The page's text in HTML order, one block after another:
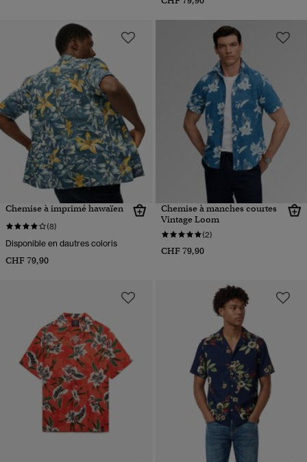
Chemise à imprimé hawaïen
(8)
Disponible en dautres coloris
CHF 79,90
Chemise à manches courtes
Vintage Loom
(2)
CHF 79,90